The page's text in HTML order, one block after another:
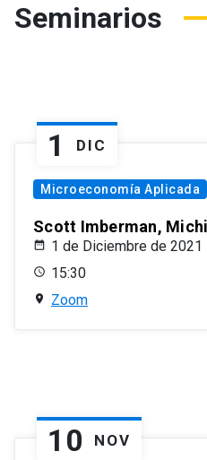
Seminarios
1 DIC
Microeconomía Aplicada
Scott Imberman,
1 de Diciembre de 2021
15:30
Zoom
10 NOV